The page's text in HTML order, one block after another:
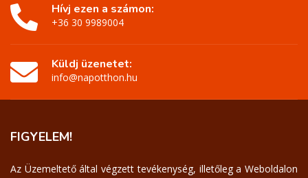
Hívj ezen a számon:
+36 30 9989004
Küldj üzenetet:
info@napotthon.hu
FIGYELEM!
Az Üzemeltető által végzett tevékenység, illetőleg a Weboldalon